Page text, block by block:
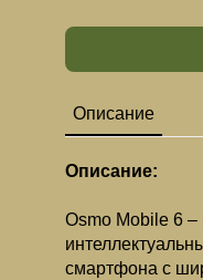
Описание
Описание:
Osmo Mobile 6
смартфона с